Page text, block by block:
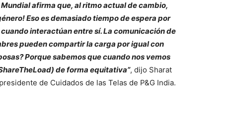
afirma que, al ritmo actual de cambio,
Eso es demasiado tiempo de espera por
interactúan entre sí. La comunicación de
pueden compartir la carga por igual con
Porque sabemos que cuando nos vemos
de forma equitativa”, dijo Sharat
de Cuidados de las Telas de P&G India.